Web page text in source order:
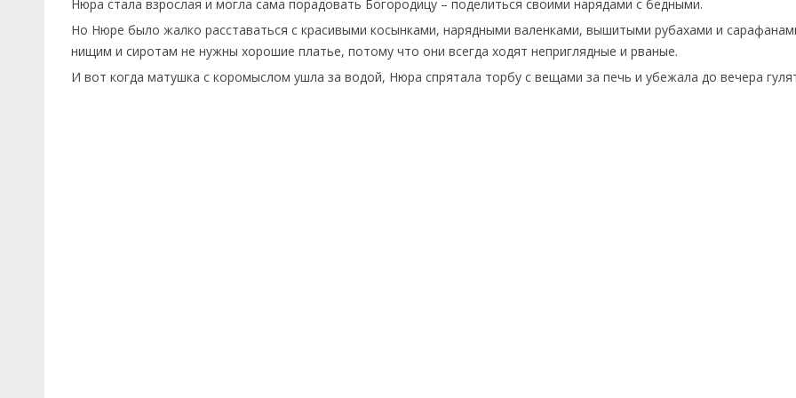
Нюра стала взрослая и могла сама порадовать Богородицу – поделиться своими нарядами с бедными.
Но Нюре было жалко расставаться с красивыми косынками, нарядными валенками, вышитыми рубахами и
нищим и сиротам не нужны хорошие платье, потому что они всегда ходят неприглядные и рваные.
И вот когда матушка с коромыслом ушла за водой, Нюра спрятала торбу с вещами за печь и убежала до вечера